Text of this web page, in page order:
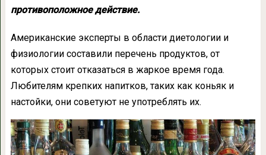
противоположное действие.
Американские эксперты в области диетологии и
физиологии составили перечень продуктов, от
которых стоит отказаться в жаркое время года.
Любителям крепких напитков, таких как коньяк и
настойки, они советуют не употреблять их.